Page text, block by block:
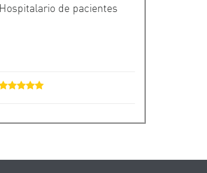
Hospitalario de pacientes